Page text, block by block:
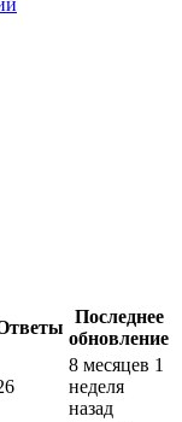
Последнее
обновление
8 месяцев 1
неделя
назад